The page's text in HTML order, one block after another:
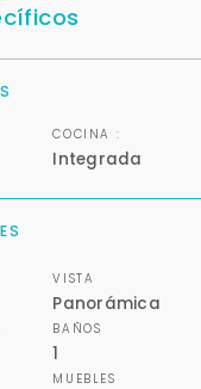
COCINA :
Integrada
VISTA
Panorámica
BAÑOS
1
MUEBLES